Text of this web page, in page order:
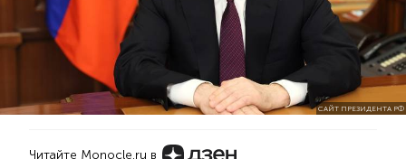
САЙТ ПРЕЗИДЕНТА РФ
Читайте Monocle.ru в